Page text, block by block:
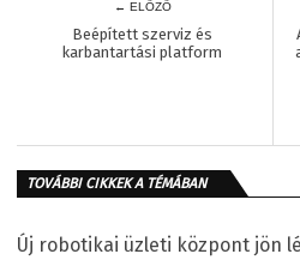
← ELŐZŐ
Beépített szerviz és
karbantartási platform
TOVÁBBI CIKKEK A TÉMÁBAN
Új robotikai üzleti központ jön